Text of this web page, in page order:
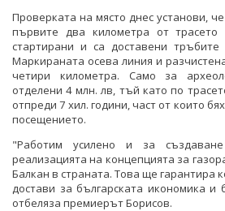
Проверката на място днес установи,
първите два километра от трасето
стартирани и са доставени
Маркираната осева линия и
четири километра. Само за
отделени 4 млн. лв, тъй като по
отпреди 7 хил. години, част от които
посещението.
"Работим усилено и за
реализацията на концепцията за
Балкан в страната. Това ще гарантира
достави за българската икономика и
отбеляза премиерът Борисов.